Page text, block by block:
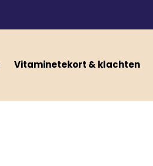
Vitaminetekort & klachten